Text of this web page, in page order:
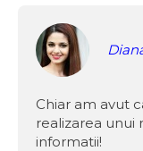
Chiar am avut
realizarea unui
informatii!